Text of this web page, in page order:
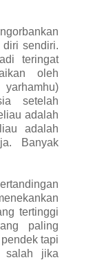
sendiri.
teringat
oleh
setelah
adalah
adalah
Banyak
tertinggi
paling
tapi
salah jika